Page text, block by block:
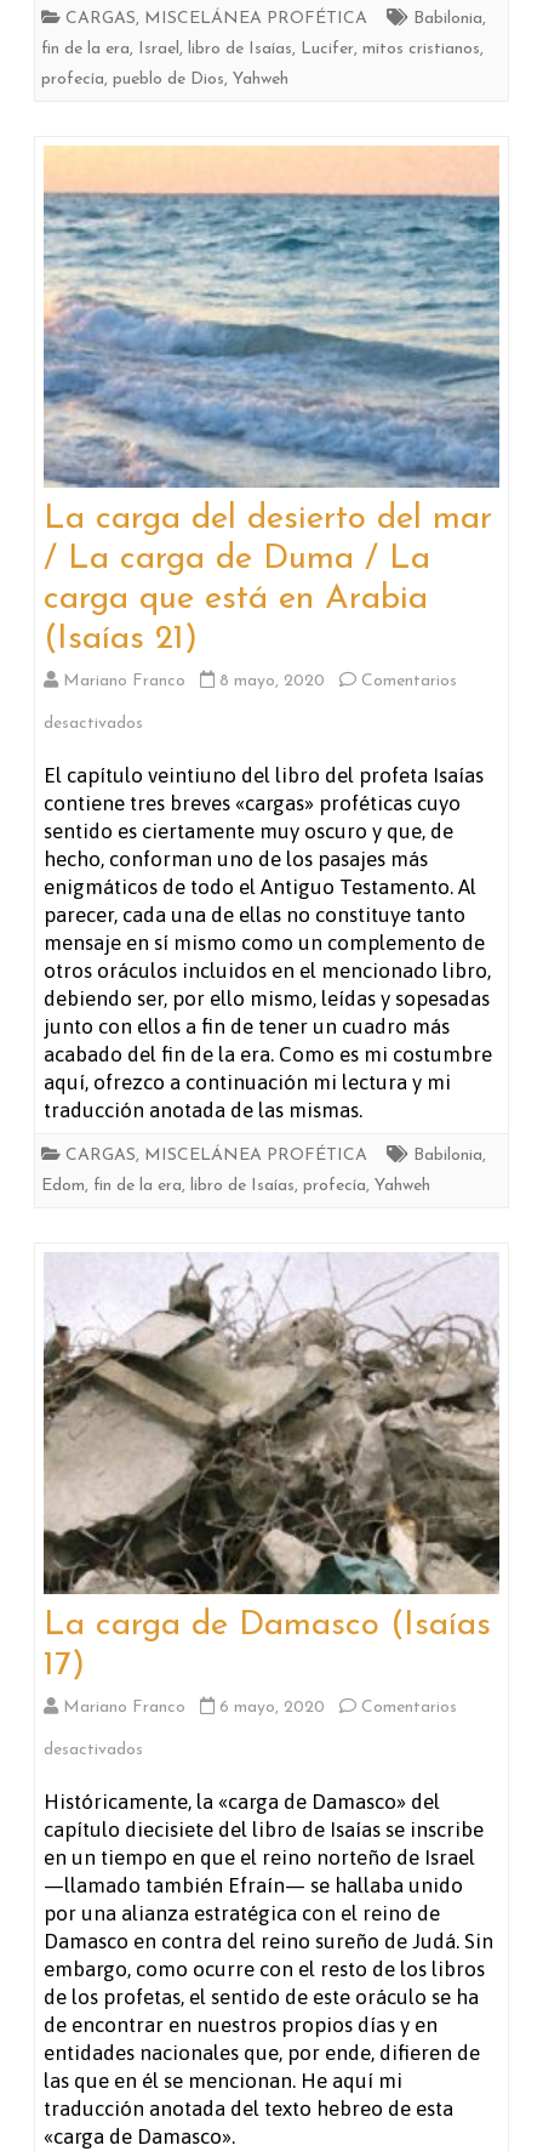
Amoz
(Isaías
CARGAS, MISCELÁNEA PROFÉTICA Babilonia,
fin de la era, Israel, libro de Isaías, Lucifer, mitos cristianos,
profecía, pueblo de Dios, Yahweh
La carga del desierto del mar
/ La carga de Duma / La
carga que está en Arabia
(Isaías 21)
Mariano Franco 8 mayo, 2020 Comentarios
desactivados
carga
del
desierto
del
mar
/
La
carga
de
Duma
carga
que
está
Arabia
(Isaías
21)
El capítulo veintiuno del libro del profeta Isaías
contiene tres breves «cargas» proféticas cuyo
sentido es ciertamente muy oscuro y que, de
hecho, conforman uno de los pasajes más
enigmáticos de todo el Antiguo Testamento. Al
parecer, cada una de ellas no constituye tanto
mensaje en sí mismo como un complemento de
otros oráculos incluidos en el mencionado libro,
debiendo ser, por ello mismo, leídas y sopesadas
junto con ellos a fin de tener un cuadro más
acabado del fin de la era. Como es mi costumbre
aquí, ofrezco a continuación mi lectura y mi
traducción anotada de las mismas.
CARGAS, MISCELÁNEA PROFÉTICA Babilonia,
Edom, fin de la era, libro de Isaías, profecía, Yahweh
La carga de Damasco (Isaías
17)
Mariano Franco 6 mayo, 2020 Comentarios
desactivados
carga
de
Damasco
(Isaías
17)
Históricamente, la «carga de Damasco» del
capítulo diecisiete del libro de Isaías se inscribe
en un tiempo en que el reino norteño de Israel
—llamado también Efraín— se hallaba unido
por una alianza estratégica con el reino de
Damasco en contra del reino sureño de Judá. Sin
embargo, como ocurre con el resto de los libros
de los profetas, el sentido de este oráculo se ha
de encontrar en nuestros propios días y en
entidades nacionales que, por ende, difieren de
las que en él se mencionan. He aquí mi
traducción anotada del texto hebreo de esta
«carga de Damasco».